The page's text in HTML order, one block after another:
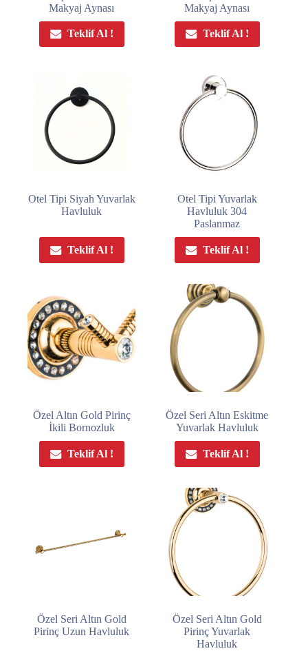
Makyaj Aynası
Teklif Al !
Makyaj Aynası
Teklif Al !
Otel Tipi Siyah Yuvarlak
Havluluk
Teklif Al !
Otel Tipi Yuvarlak
Havluluk 304
Paslanmaz
Teklif Al !
Özel Altın Gold Pirinç
İkili Bornozluk
Teklif Al !
Özel Seri Altın Eskitme
Yuvarlak Havluluk
Teklif Al !
Özel Seri Altın Gold
Pirinç Uzun Havluluk
Özel Seri Altın Gold
Pirinç Yuvarlak
Havluluk